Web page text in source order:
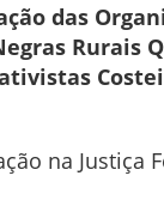
das
Rurais
na Justiça